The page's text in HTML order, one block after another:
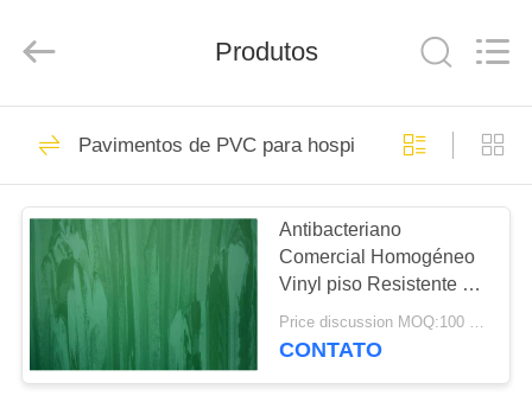
PARA
CASA
PRODUTOS
ESPETÁCULO
VR
CO.,LTD.
Pavimentos de PVC
flexíveis
18
Produtos
Pavimentos de PVC para hospitais
Antibacteriano
Comercial Homogéneo
Vinyl piso Resistente à
água durável
Price discussion MOQ:100 m2
CONTATO